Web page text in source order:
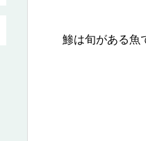
鯵は旬がある魚